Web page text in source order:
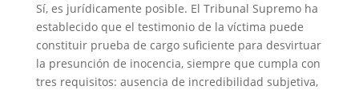
Sí, es jurídicamente posible. El Tribunal Supremo ha
establecido que el testimonio de la víctima puede
constituir prueba de cargo suficiente para desvirtuar
la presunción de inocencia, siempre que cumpla con
tres requisitos: ausencia de incredibilidad subjetiva,